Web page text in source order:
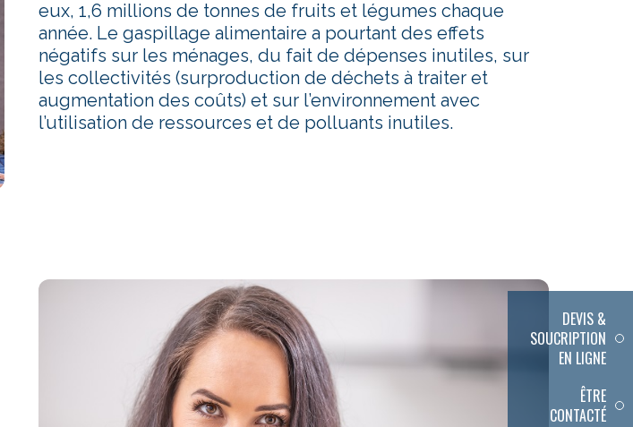
DEVIS &
SOUCRIPTION
EN LIGNE
ÊTRE
CONTACTÉ
eux, 1,6 millions de tonnes de fruits et légumes chaque
année. Le gaspillage alimentaire a pourtant des effets
négatifs sur les ménages, du fait de dépenses inutiles, sur
les collectivités (surproduction de déchets à traiter et
augmentation des coûts) et sur l’environnement avec
l’utilisation de ressources et de polluants inutiles.